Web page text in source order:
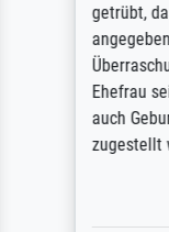
getrübt,
Ehefrau
auch
zugestellt